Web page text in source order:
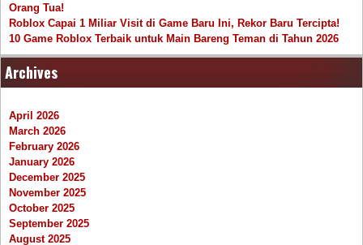
Orang Tua!
Roblox Capai 1 Miliar Visit di Game Baru Ini, Rekor Baru Tercipta!
10 Game Roblox Terbaik untuk Main Bareng Teman di Tahun 2026
Archives
April 2026
March 2026
February 2026
January 2026
December 2025
November 2025
October 2025
September 2025
August 2025